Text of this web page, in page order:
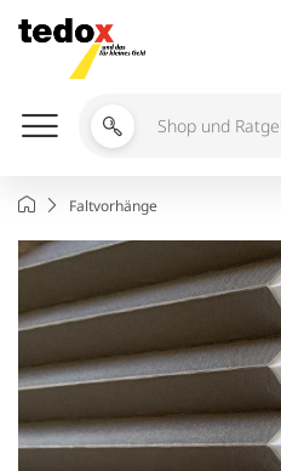
Inhalt
springen
Shop
durchsuchen
StartseiteFaltvorhänge